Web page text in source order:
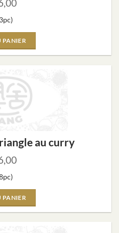
PANIER
au curry
PANIER